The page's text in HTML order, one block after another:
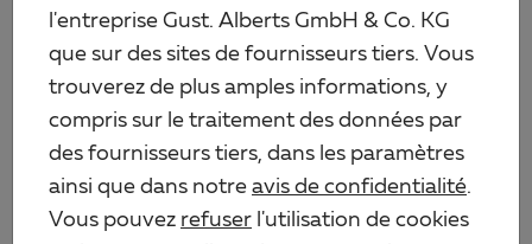
l'entreprise Gust. Alberts GmbH & Co. KG
que sur des sites de fournisseurs tiers. Vous
trouverez de plus amples informations, y
compris sur le traitement des données par
des fournisseurs tiers, dans les paramètres
ainsi que dans notre avis de confidentialité.
Vous pouvez refuser l'utilisation de cookies